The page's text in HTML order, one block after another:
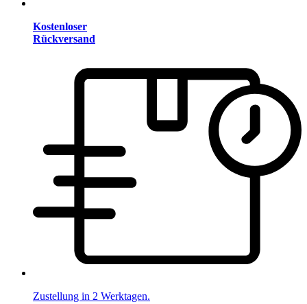
Kostenloser
Rückversand
Zustellung in 2 Werktagen.